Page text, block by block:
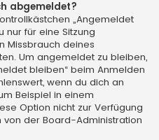
abgemeldet?
„Angemeldet
nur für eine Sitzung
Missbrauch deines
Um angemeldet zu bleiben,
bleiben“ beim Anmelden
wenn du dich an
Beispiel in einem
Option nicht zur Verfügung
von der Board-Administration